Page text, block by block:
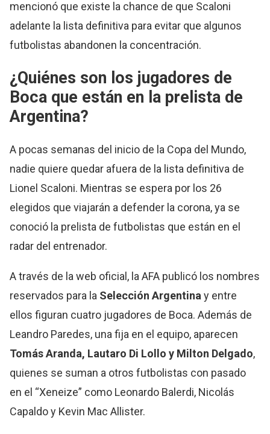
mencionó que existe la chance de que Scaloni
adelante la lista definitiva para evitar que algunos
futbolistas abandonen la concentración.
¿Quiénes son los jugadores de
Boca que están en la prelista de
Argentina?
A pocas semanas del inicio de la Copa del Mundo,
nadie quiere quedar afuera de la lista definitiva de
Lionel Scaloni. Mientras se espera por los 26
elegidos que viajarán a defender la corona, ya se
conoció la prelista de futbolistas que están en el
radar del entrenador.
A través de la web oficial, la AFA publicó los nombres
reservados para la Selección Argentina y entre
ellos figuran cuatro jugadores de Boca. Además de
Leandro Paredes, una fija en el equipo, aparecen
Tomás Aranda, Lautaro Di Lollo y Milton Delgado,
quienes se suman a otros futbolistas con pasado
en el “Xeneize” como Leonardo Balerdi, Nicolás
Capaldo y Kevin Mac Allister.